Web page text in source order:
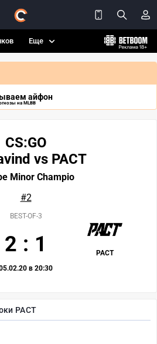
Еще
айфон
на MLBB
PACT
CS:GO
vs PACT
Minor Champio
#2
PACT
BEST-OF-3
2 : 1
в 20:30